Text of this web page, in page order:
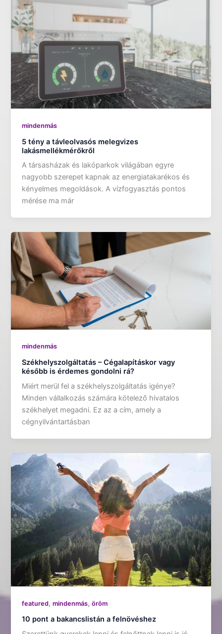
mindenmás
5 tény a távleolvasós melegvizes
lakásmellékmérőkről
A társasházak és lakóparkok világában egyre
nagyobb szerepet kapnak az energiatakarékos és
kényelmes megoldások. A vízfogyasztás pontos
mérése ma már
mindenmás
Székhelyszolgáltatás – Cégalapításkor vagy
később is érdemes gondolni rá?
Miért merül fel a székhelyszolgáltatás igénye?
Minden vállalkozás számára kötelező hivatalos
székhelyet megadni. Ez az a cím, amely a
cégnyilvántartásban
featured,mindenmás,öröm
10 pont a bakancslistán a felnövéshez